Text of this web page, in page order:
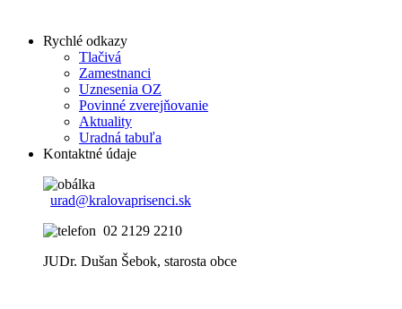
Rychlé odkazy
Tlačivá
Zamestnanci
Uznesenia OZ
Povinné zverejňovanie
Aktuality
Uradná tabuľa
Kontaktné údaje
urad@kralovaprisenci.sk
02 2129 2210
JUDr. Dušan Šebok, starosta obce